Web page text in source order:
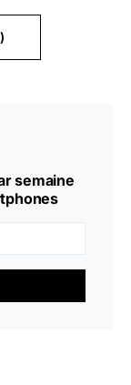
semaine